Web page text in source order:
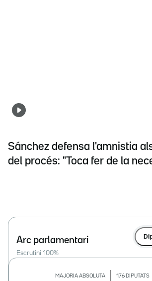
Sánchez defensa l'amnistia
del procés: "Toca fer de la
Arc parlamentari
Escrutini 100%